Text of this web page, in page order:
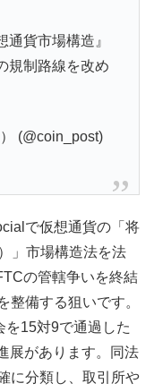
通貨市場構造』
規制路線を改め
(@coin_post)
で仮想通貨の「将
」市場構造法を法
の管轄争いを終結
整備する狙いです。
15対9で通過した
展があります。同法
に分類し、取引所や